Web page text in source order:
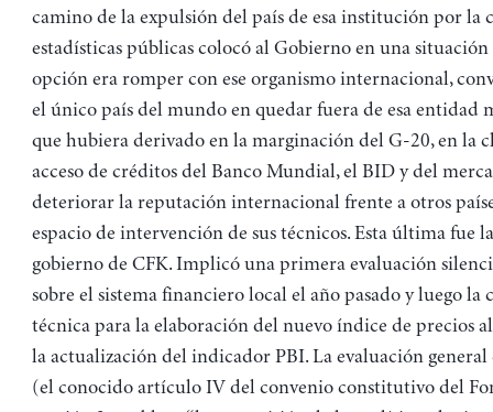
camino de la expulsión del país de esa institución por la
estadísticas públicas colocó al Gobierno en una
opción era romper con ese organismo internacional,
el único país del mundo en quedar fuera de esa entidad
que hubiera derivado en la marginación del G-20, en la
acceso de créditos del Banco Mundial, el BID y del
deteriorar la reputación internacional frente a otros
espacio de intervención de sus técnicos. Esta última fue
gobierno de CFK. Implicó una primera evaluación
sobre el sistema financiero local el año pasado y luego la
técnica para la elaboración del nuevo índice de precios
la actualización del indicador PBI. La evaluación general
(el conocido artículo IV del convenio constitutivo del